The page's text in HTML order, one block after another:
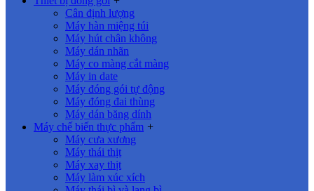
Cân định lượng
Máy hàn miệng túi
Máy hút chân không
Máy dán nhãn
Máy co màng cắt màng
Máy in date
Máy đóng gói tự động
Máy đóng đai thùng
Máy dán băng dính
Máy chế biến thực phẩm +
Máy cưa xương
Máy thái thịt
Máy xay thịt
Máy làm xúc xích